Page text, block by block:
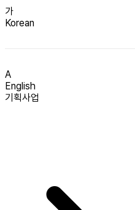
가
Korean
A
English
기획사업